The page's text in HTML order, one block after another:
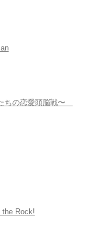
ちの恋愛頭脳戦〜
Rock!